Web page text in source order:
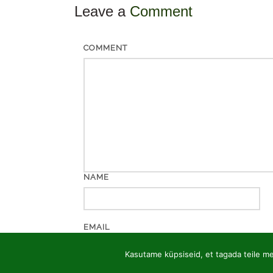
Leave a Comment
COMMENT
NAME
EMAIL
Kasutame küpsiseid, et tagada teile